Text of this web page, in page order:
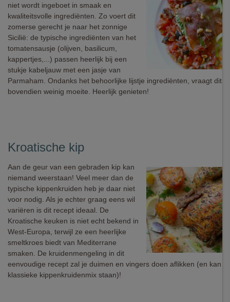
niet wordt ingeboet in smaak en
kwaliteitsvolle ingrediënten. Zo voert dit
zomerse gerecht je naar het zonnige
Sicilië: de typische ingrediënten van het
tomatensausje (olijven, basilicum,
kappertjes,...) passen heerlijk bij een
stukje kabeljauw met een jasje van
Parmaham. Ondanks het behoorlijke lijstje ingrediënten, vraagt dit
bovendien weinig moeite. Heerlijk genieten!
Kroatische kip
Aan de geur van een gebraden kip kan
niemand weerstaan! Veel meer dan de
typische kippenkruiden heb je daar niet
voor nodig. Als je echter graag eens wil
variëren is dit recept ideaal. De
Kroatische keuken is niet echt bekend in
West-Europa, terwijl ze een heerlijke
smeltkroes biedt van Mediterrane
smaken. De kruidenmengeling in dit
eenvoudige recept zal je duimen en vingers doen aflikken (en kan
klassieke kippenkruidenmix staan)!